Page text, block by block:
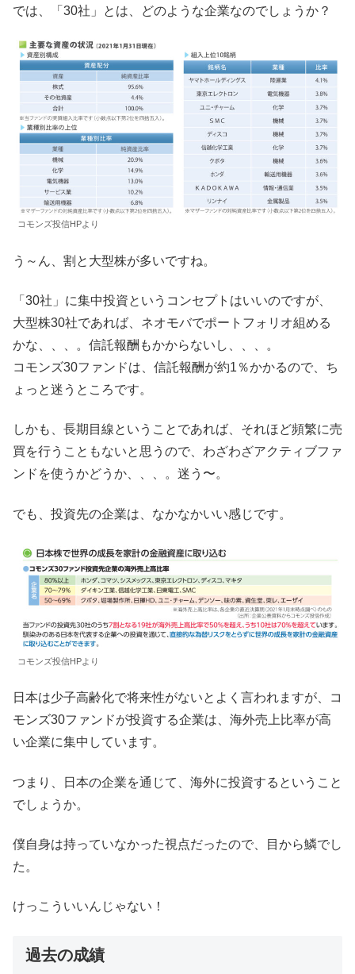
では、「30社」とは、どのような企業なのでしょうか？
コモンズ投信HPより
う～ん、割と大型株が多いですね。
「30社」に集中投資というコンセプトはいいのですが、
大型株30社であれば、ネオモバでポートフォリオ組める
かな、、、。信託報酬もかからないし、、、。
コモンズ30ファンドは、信託報酬が約1％かかるので、ち
ょっと迷うところです。
しかも、長期目線ということであれば、それほど頻繁に売
買を行うこともないと思うので、わざわざアクティブファ
ンドを使うかどうか、、、。迷う〜。
でも、投資先の企業は、なかなかいい感じです。
コモンズ投信HPより
日本は少子高齢化で将来性がないとよく言われますが、コ
モンズ30ファンドが投資する企業は、海外売上比率が高
い企業に集中しています。
つまり、日本の企業を通じて、海外に投資するということ
でしょうか。
僕自身は持っていなかった視点だったので、目から鱗でし
た。
けっこういいんじゃない！
過去の成績